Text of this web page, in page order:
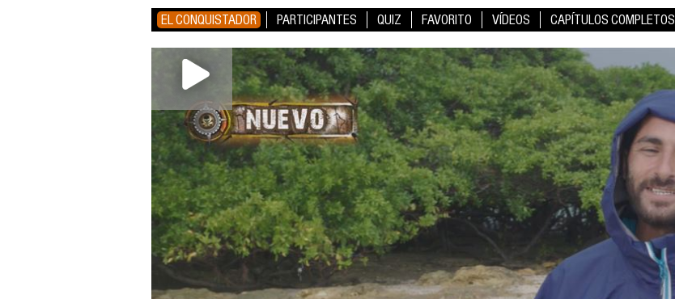
EL CONQUISTADOR PARTICIPANTES QUIZ FAVORITO VÍDEOS CAPÍTULOS COMPLETOS